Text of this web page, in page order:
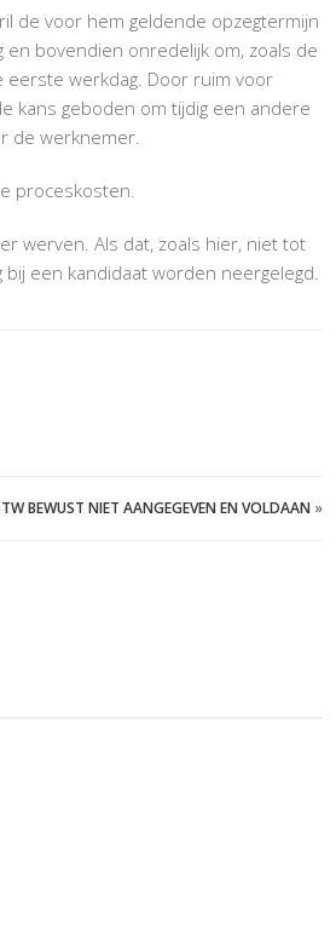
de voor hem geldende opzegtermijn
bovendien onredelijk om, zoals de
werkdag. Door ruim voor
kans geboden om tijdig een andere
de werknemer.
proceskosten.
werven. Als dat, zoals hier, niet tot
een kandidaat worden neergelegd.
BEWUST NIET AANGEGEVEN EN VOLDAAN »